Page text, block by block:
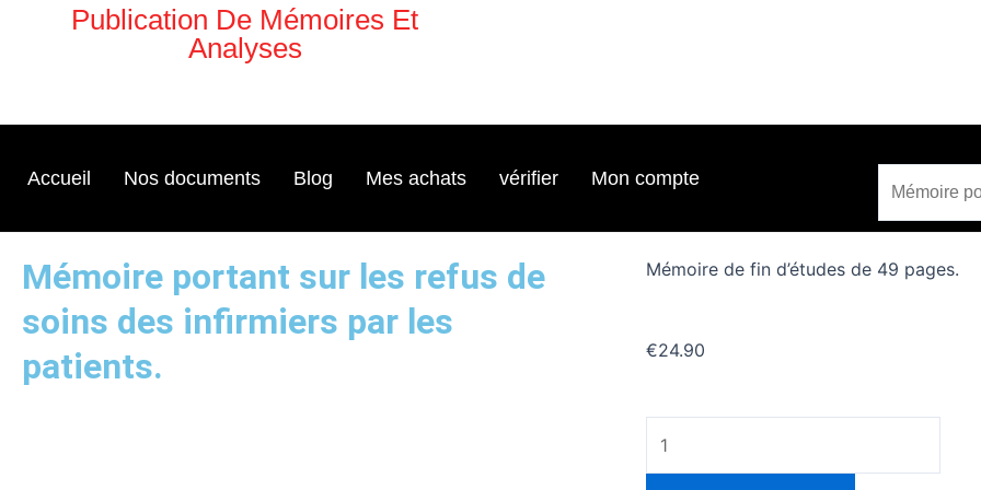
Publication De Mémoires Et
Analyses
Accueil Nos documents Blog Mes achats vérifier Mon compte
Mémoire portant sur les refus de
soins des infirmiers par les
patients.
Mémoire de fin d’études de 49 pages.
€24.90
de